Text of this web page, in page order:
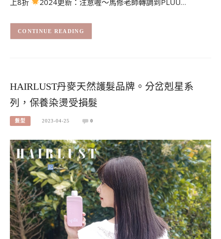
CONTINUE READING
HAIRLUST丹麥天然護髮品牌。分岔剋星系
列，保養染燙受損髮
髮型 2023-04-25 0